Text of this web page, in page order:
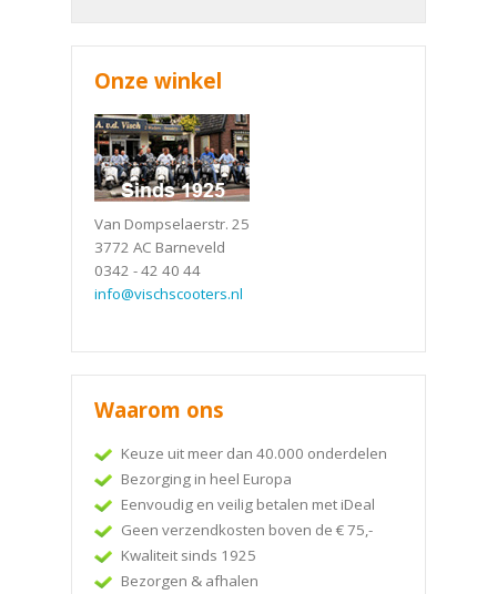
Onze winkel
Van Dompselaerstr. 25
3772 AC Barneveld
0342 - 42 40 44
info@vischscooters.nl
Waarom ons
Keuze uit meer dan 40.000 onderdelen
Bezorging in heel Europa
Eenvoudig en veilig betalen met iDeal
Geen verzendkosten boven de € 75,-
Kwaliteit sinds 1925
Bezorgen & afhalen